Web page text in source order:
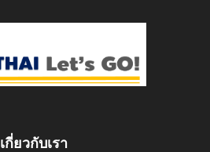
เกี่ยวกับเรา